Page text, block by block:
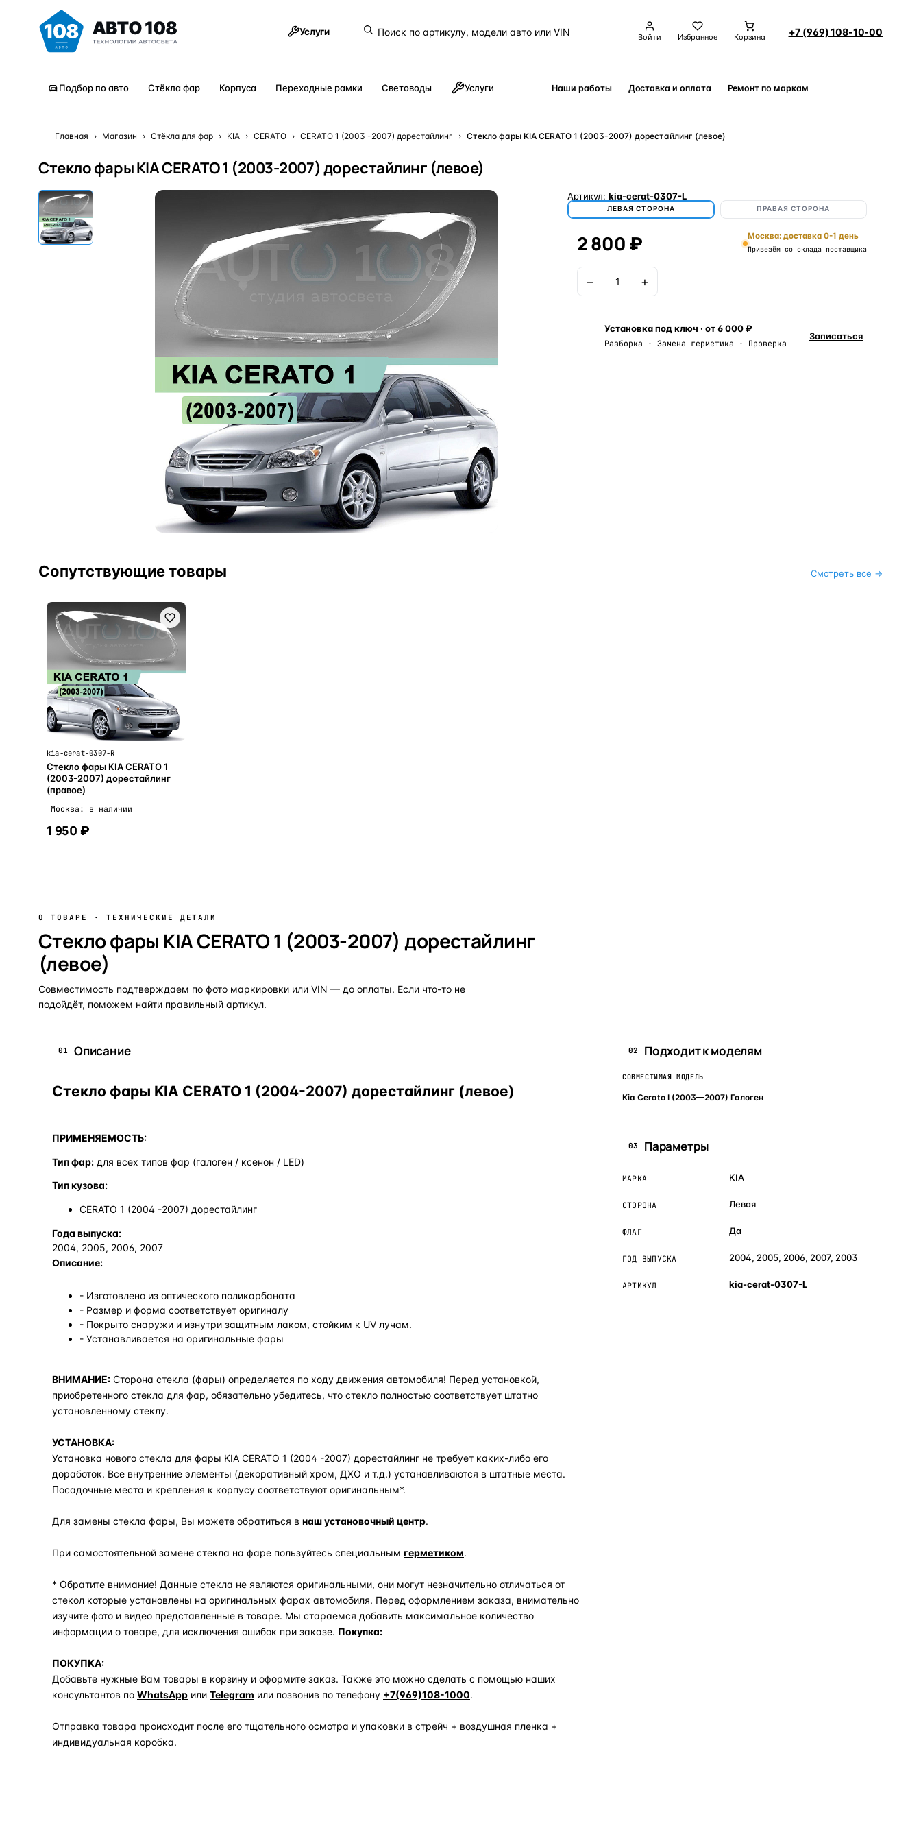
Услуги Войти Избранное Корзина +7 (969) 108-10-00
Подбор по авто Стёкла фар Корпуса Переходные рамки Световоды Услуги Наши работы Доставка и оплата Ремонт по маркам
Главная › Магазин › Стёкла для фар › KIA › CERATO › CERATO 1 (2003 -2007) дорестайлинг › Стекло фары KIA CERATO 1 (2003-2007) дорестайлинг (левое)
Стекло фары KIA CERATO 1 (2003-2007) дорестайлинг (левое)
Артикул: kia-cerat-0307-L
ЛЕВАЯ СТОРОНА ПРАВАЯ СТОРОНА
2 800 ₽ Москва: доставка 0-1 день
Привезём со склада поставщика
− +
Установка под ключ · от 6 000 ₽
Разборка · Замена герметика · Проверка
Записаться
Сопутствующие товары Смотреть все →
kia-cerat-0307-R
Стекло фары KIA CERATO 1
(2003-2007) дорестайлинг
(правое)
Москва: в наличии
1 950 ₽
О ТОВАРЕ · ТЕХНИЧЕСКИЕ ДЕТАЛИ
Стекло фары KIA CERATO 1 (2003-2007) дорестайлинг
(левое)
Совместимость подтверждаем по фото маркировки или VIN — до оплаты. Если что-то не
подойдёт, поможем найти правильный артикул.
01 Описание
Стекло фары KIA CERATO 1 (2004-2007) дорестайлинг (левое)
ПРИМЕНЯЕМОСТЬ:
Тип фар: для всех типов фар (галоген / ксенон / LED)
Тип кузова:
CERATO 1 (2004 -2007) дорестайлинг
Года выпуска:
2004, 2005, 2006, 2007
Описание:
- Изготовлено из оптического поликарбаната
- Размер и форма соответствует оригиналу
- Покрыто снаружи и изнутри защитным лаком, стойким к UV лучам.
- Устанавливается на оригинальные фары
ВНИМАНИЕ: Сторона стекла (фары) определяется по ходу движения автомобиля! Перед установкой,
приобретенного стекла для фар, обязательно убедитесь, что стекло полностью соответствует штатно
установленному стеклу.
УСТАНОВКА:
Установка нового стекла для фары KIA CERATO 1 (2004 -2007) дорестайлинг не требует каких-либо его
доработок. Все внутренние элементы (декоративный хром, ДХО и т.д.) устанавливаются в штатные места.
Посадочные места и крепления к корпусу соответствуют оригинальным*.
Для замены стекла фары, Вы можете обратиться в наш установочный центр.
При самостоятельной замене стекла на фаре пользуйтесь специальным герметиком.
* Обратите внимание! Данные стекла не являются оригинальными, они могут незначительно отличаться от
стекол которые установлены на оригинальных фарах автомобиля. Перед оформлением заказа, внимательно
изучите фото и видео представленные в товаре. Мы стараемся добавить максимальное количество
информации о товаре, для исключения ошибок при заказе. Покупка:
ПОКУПКА:
Добавьте нужные Вам товары в корзину и оформите заказ. Также это можно сделать с помощью наших
консультантов по WhatsApp или Telegram или позвонив по телефону +7(969)108-1000.
Отправка товара происходит после его тщательного осмотра и упаковки в стрейч + воздушная пленка +
индивидуальная коробка.
02 Подходит к моделям
СОВМЕСТИМАЯ МОДЕЛЬ
Kia Cerato I (2003—2007) Галоген
03 Параметры
МАРКА KIA
СТОРОНА Левая
ФЛАГ Да
ГОД ВЫПУСКА 2004, 2005, 2006, 2007, 2003
АРТИКУЛ kia-cerat-0307-L